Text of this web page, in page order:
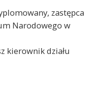
zastępca
Narodowego w
kierownik działu